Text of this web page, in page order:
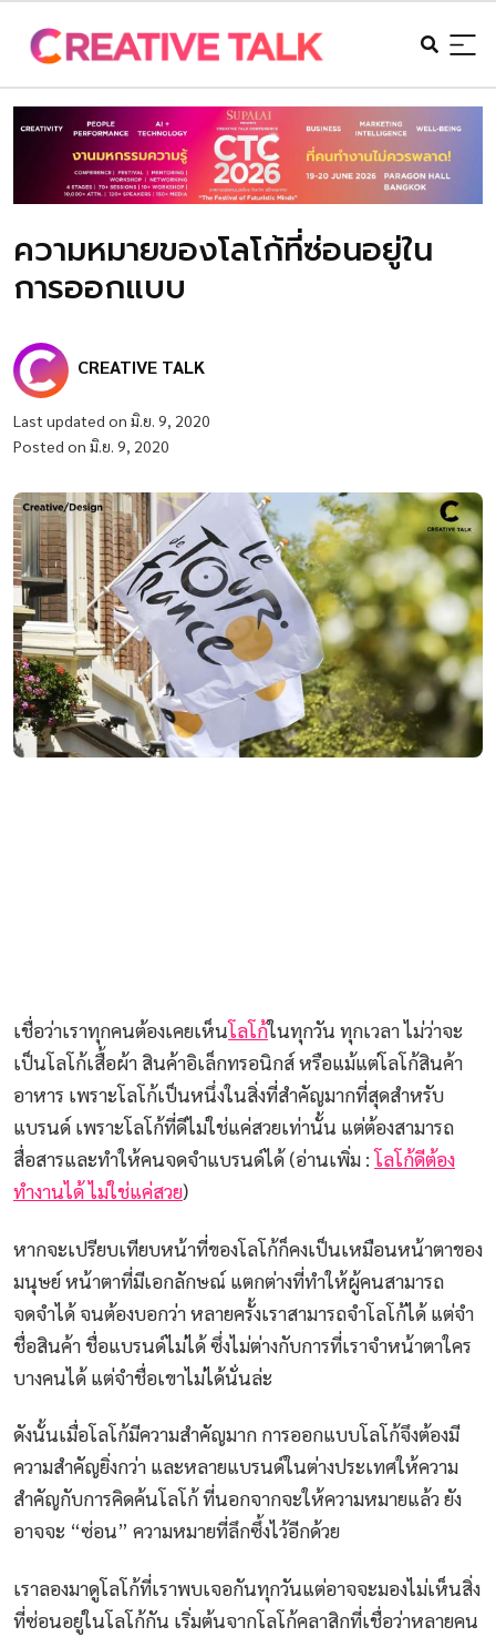
ความหมายของโลโก้ที่ซ่อนอยู่ใน
การออกแบบ
CREATIVE TALK
Last updated on มิ.ย. 9, 2020
Posted on มิ.ย. 9, 2020
เชื่อว่าเราทุกคนต้องเคยเห็นโลโก้ในทุกวัน ทุกเวลา ไม่ว่าจะ
เป็นโลโก้เสื้อผ้า สินค้าอิเล็กทรอนิกส์ หรือแม้แต่โลโก้สินค้า
อาหาร เพราะโลโก้เป็นหนึ่งในสิ่งที่สำคัญมากที่สุดสำหรับ
แบรนด์ เพราะโลโก้ที่ดีไม่ใช่แค่สวยเท่านั้น แต่ต้องสามารถ
สื่อสารและทำให้คนจดจำแบรนด์ได้ (อ่านเพิ่ม :โลโก้ดีต้อง
ทำงานได้ ไม่ใช่แค่สวย)
หากจะเปรียบเทียบหน้าที่ของโลโก้ก็คงเป็นเหมือนหน้าตาของ
มนุษย์ หน้าตาที่มีเอกลักษณ์ แตกต่างที่ทำให้ผู้คนสามารถ
จดจำได้ จนต้องบอกว่า หลายครั้งเราสามารถจำโลโก้ได้ แต่จำ
ชื่อสินค้า ชื่อแบรนด์ไม่ได้ ซึ่งไม่ต่างกับการที่เราจำหน้าตาใคร
บางคนได้ แต่จำชื่อเขาไม่ได้นั่นล่ะ
ดังนั้นเมื่อโลโก้มีความสำคัญมาก การออกแบบโลโก้จึงต้องมี
ความสำคัญยิ่งกว่า และหลายแบรนด์ในต่างประเทศให้ความ
สำคัญกับการคิดค้นโลโก้ ที่นอกจากจะให้ความหมายแล้ว ยัง
อาจจะ “ซ่อน” ความหมายที่ลึกซึ้งไว้อีกด้วย
เราลองมาดูโลโก้ที่เราพบเจอกันทุกวันแต่อาจจะมองไม่เห็นสิ่ง
ที่ซ่อนอยู่ในโลโก้กัน เริ่มต้นจากโลโก้คลาสิกที่เชื่อว่าหลายคน